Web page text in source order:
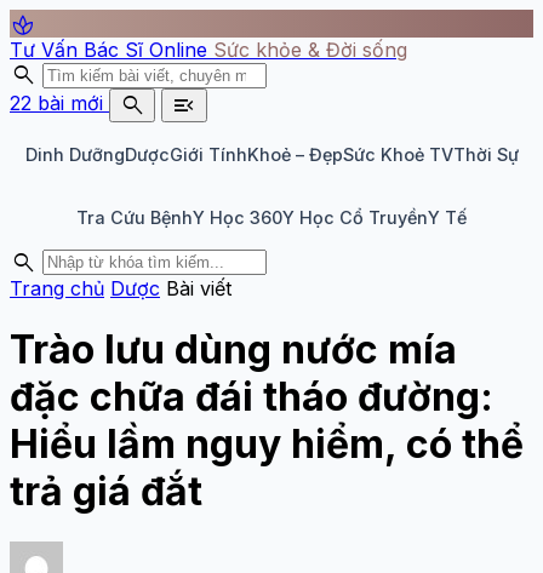
spa
Tư Vấn Bác Sĩ Online Sức khỏe & Đời sống
search
22 bài mới search menu_open
Dinh DưỡngDượcGiới TínhKhoẻ – ĐẹpSức Khoẻ TVThời Sự
Tra Cứu BệnhY Học 360Y Học Cổ TruyềnY Tế
search
Trang chủ Dược Bài viết
Trào lưu dùng nước mía
đặc chữa đái tháo đường:
Hiểu lầm nguy hiểm, có thể
trả giá đắt